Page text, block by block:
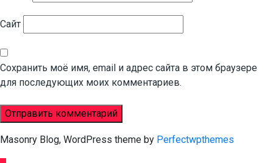
Сайт
Сохранить моё имя, email и адрес сайта в этом браузере
для последующих моих комментариев.
Masonry Blog, WordPress theme by Perfectwpthemes